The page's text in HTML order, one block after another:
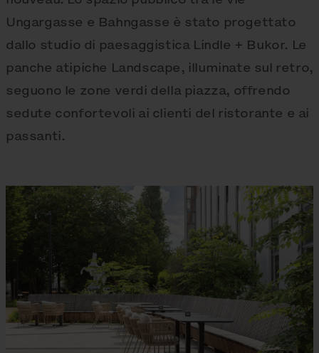
Ungargasse e Bahngasse è stato progettato
dallo studio di paesaggistica Lindle + Bukor. Le
panche atipiche Landscape, illuminate sul retro,
seguono le zone verdi della piazza, offrendo
sedute confortevoli ai clienti del ristorante e ai
passanti.